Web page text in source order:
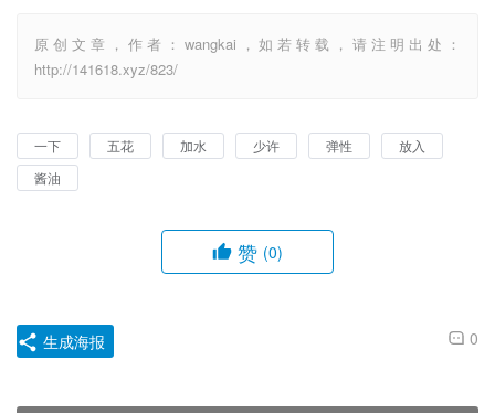
原创文章，作者：wangkai，如若转载，请注明出处：
http://141618.xyz/823/
一下 五花 加水 少许 弹性
放入
酱油
赞 (0)
0
生成海报